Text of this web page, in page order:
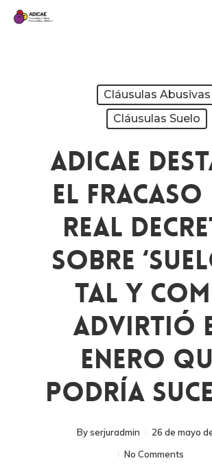
Cláusulas Abusivas
Cláusulas Suelo
ADICAE
El Fracaso
Real
Sobre
Tal Y
Advirtió
Enero
Podría
Byserjuradmin
26 de mayo
No Comments